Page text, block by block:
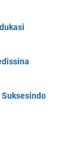
Suksesindo